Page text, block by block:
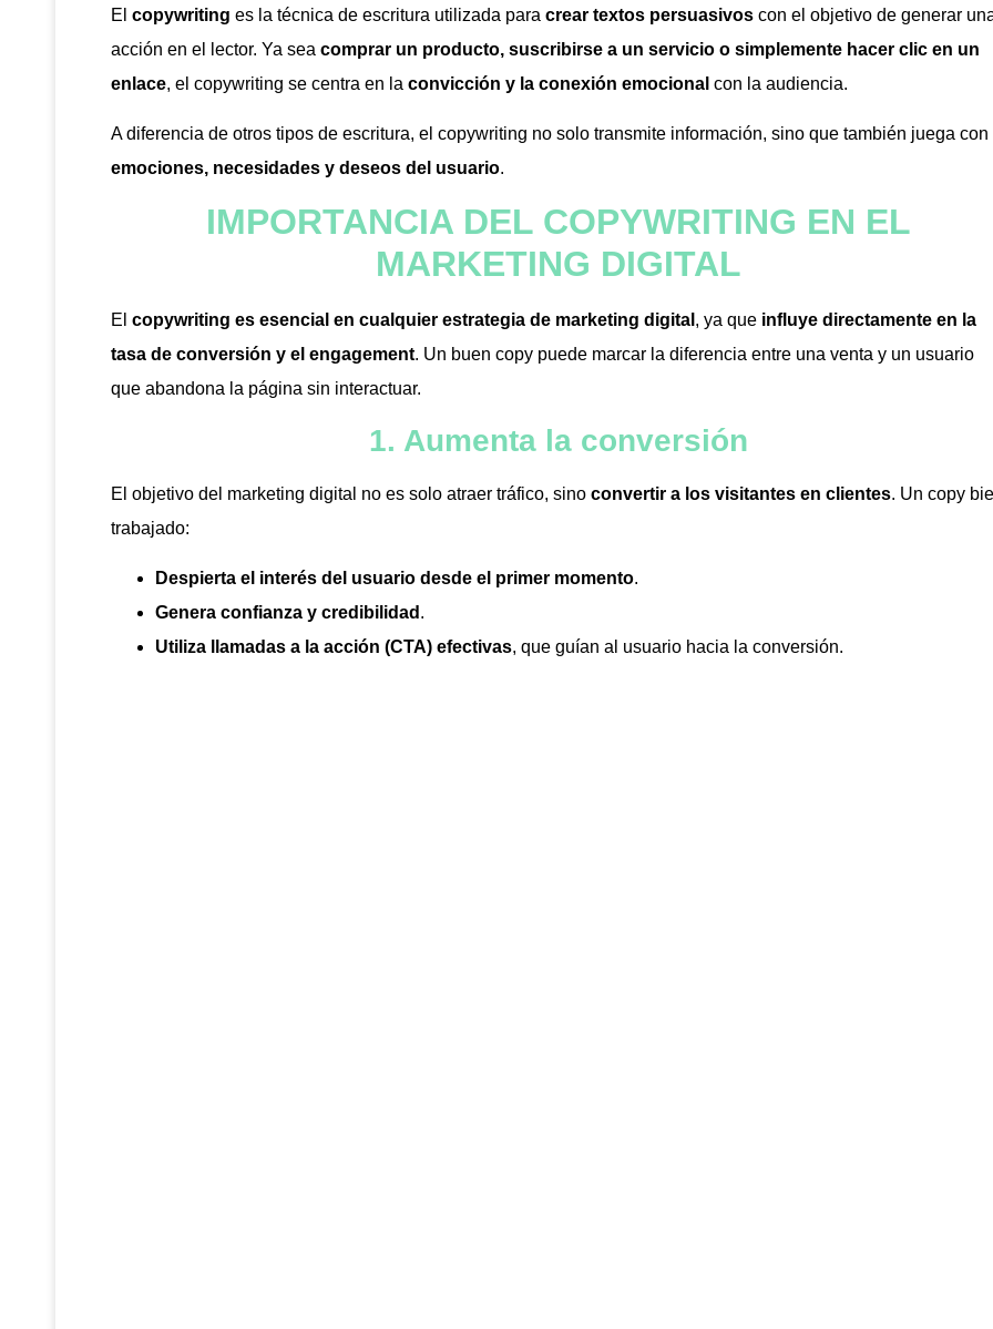
El copywriting es la técnica de escritura utilizada para crear textos persuasivos con el objetivo de generar
acción en el lector. Ya sea comprar un producto, suscribirse a un servicio o simplemente hacer clic en un
enlace, el copywriting se centra en la convicción y la conexión emocional con la audiencia.
A diferencia de otros tipos de escritura, el copywriting no solo transmite información, sino que también juega con
emociones, necesidades y deseos del usuario.
IMPORTANCIA DEL COPYWRITING EN EL
MARKETING DIGITAL
El copywriting es esencial en cualquier estrategia de marketing digital , ya que influye directamente en la
tasa de conversión y el engagement. Un buen copy puede marcar la diferencia entre una venta y un usuario
que abandona la página sin interactuar.
1. Aumenta la conversión
El objetivo del marketing digital no es solo atraer tráfico, sino convertir a los visitantes en clientes. Un copy
trabajado:
Despierta el interés del usuario desde el primer momento.
Genera confianza y credibilidad .
Utiliza llamadas a la acción (CTA) efectivas, que guían al usuario hacia la conversión.